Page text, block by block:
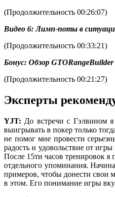
(Продолжительность 00:26:07)
Видео 6: Лимп-поты в
(Продолжительность 00:33:21)
Бонус: Обзор GTORangeBuilder
(Продолжительность 00:21:27)
Эксперты
YJT: До встречи с Гэлвином
выигрывать в покер только
не помог мне провести
радость и удовольствие от
После 15ти часов тренировок я
отдельного упоминания.
примеров, чтобы донести свои
в этом. Его понимание игры